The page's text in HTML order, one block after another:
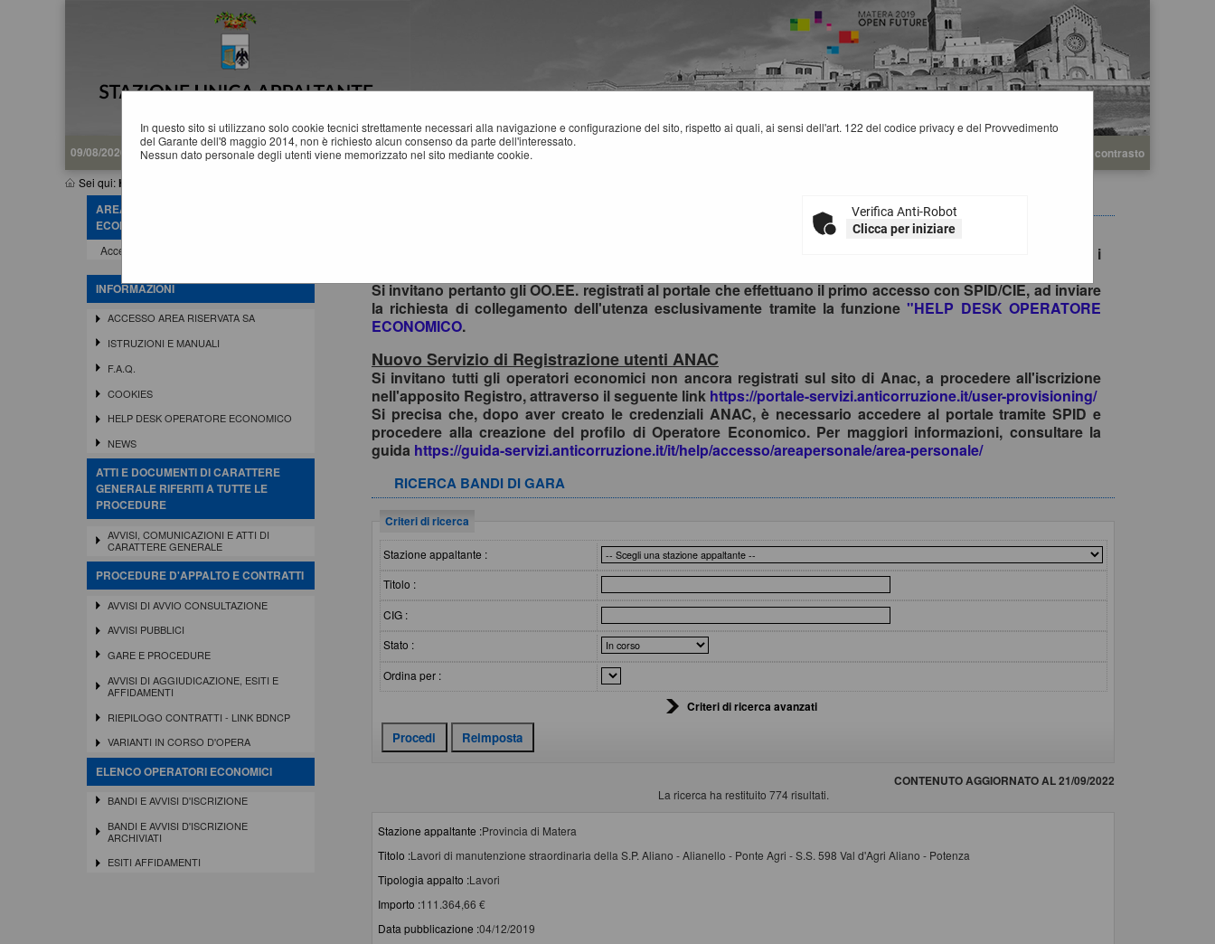
09/08/2026 15:34 Alto contrasto
Sei qui:Home
In questo sito si utilizzano solo cookie tecnici strettamente necessari alla navigazione e configurazione del sito, rispetto ai quali, ai sensi dell'art. 122 del codice privacy e del Provvedimento
del Garante dell'8 maggio 2014, non è richiesto alcun consenso da parte dell'interessato.
Nessun dato personale degli utenti viene memorizzato nel sito mediante cookie.
Verifica Anti-Robot
Clicca per iniziare
AREA RISERVATA OPERATORE
ECONOMICO
Accedi - Registrati
INFORMAZIONI
ACCESSO AREA RISERVATA SA
ISTRUZIONI E MANUALI
F.A.Q.
COOKIES
HELP DESK OPERATORE ECONOMICO
NEWS
ATTI E DOCUMENTI DI CARATTERE
GENERALE RIFERITI A TUTTE LE
PROCEDURE
AVVISI, COMUNICAZIONI E ATTI DI
CARATTERE GENERALE
PROCEDURE D'APPALTO E CONTRATTI
AVVISI DI AVVIO CONSULTAZIONE
AVVISI PUBBLICI
GARE E PROCEDURE
AVVISI DI AGGIUDICAZIONE, ESITI E
AFFIDAMENTI
RIEPILOGO CONTRATTI - LINK BDNCP
VARIANTI IN CORSO D'OPERA
ELENCO OPERATORI ECONOMICI
BANDI E AVVISI D'ISCRIZIONE
BANDI E AVVISI D'ISCRIZIONE
ARCHIVIATI
ESITI AFFIDAMENTI
In ottemperanza alle normative vigenti AgID, l'accesso al portale gare è consentito esclusivamente tramite i
Si invitano pertanto gli OO.EE. registrati al portale che effettuano il primo accesso con SPID/CIE, ad inviare
la richiesta di collegamento dell'utenza esclusivamente tramite la funzione"HELP DESK OPERATORE
ECONOMICO.
Nuovo Servizio di Registrazione utenti ANAC
Si invitano tutti gli operatori economici non ancora registrati sul sito di Anac, a procedere all'iscrizione
nell'apposito Registro, attraverso il seguente link https://portale-servizi.anticorruzione.it/user-provisioning/
Si precisa che, dopo aver creato le credenziali ANAC, è necessario accedere al portale tramite SPID e
procedere alla creazione del profilo di Operatore Economico. Per maggiori informazioni, consultare la
guida https://guida-servizi.anticorruzione.it/it/help/accesso/areapersonale/area-personale/
RICERCA BANDI DI GARA
Criteri di ricerca
Stazione appaltante :
Titolo :
CIG :
Stato :
Ordina per :
Criteri di ricerca avanzati
CONTENUTO AGGIORNATO AL 21/09/2022
La ricerca ha restituito 774 risultati.
Stazione appaltante :Provincia di Matera
Titolo :Lavori di manutenzione straordinaria della S.P. Aliano - Alianello - Ponte Agri - S.S. 598 Val d'Agri Aliano - Potenza
Tipologia appalto :Lavori
Importo :111.364,66 €
Data pubblicazione :04/12/2019